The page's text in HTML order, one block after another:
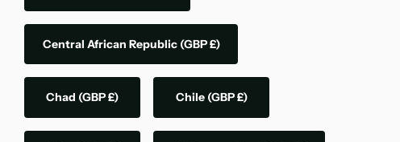
Central African Republic (GBP £)
Chad (GBP £) Chile (GBP £)